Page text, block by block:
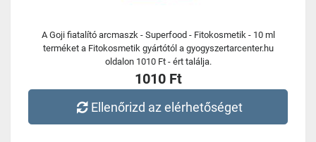
A Goji fiatalító arcmaszk - Superfood - Fitokosmetik - 10 ml
terméket a Fitokosmetik gyártótól a gyogyszertarcenter.hu
oldalon 1010 Ft - ért találja.
1010 Ft
Ellenőrizd az elérhetőséget